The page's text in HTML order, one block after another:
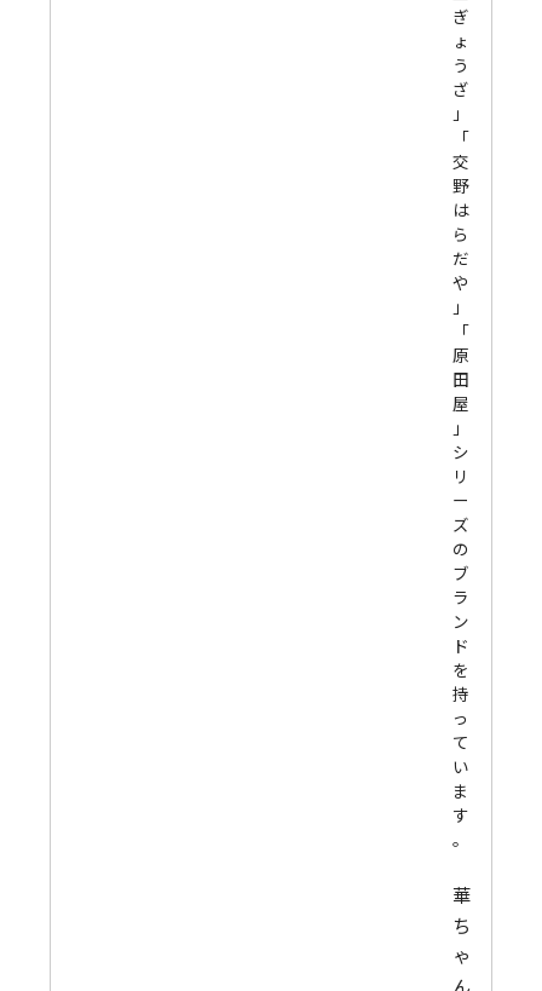
ぎ
ょ
う
ざ
」
「
交
野
は
ら
だ
や
」
「
原
田
屋
」
シ
リ
ー
ズ
の
ブ
ラ
ン
ド
を
持
っ
て
い
ま
す
。
華
ち
ゃ
ん